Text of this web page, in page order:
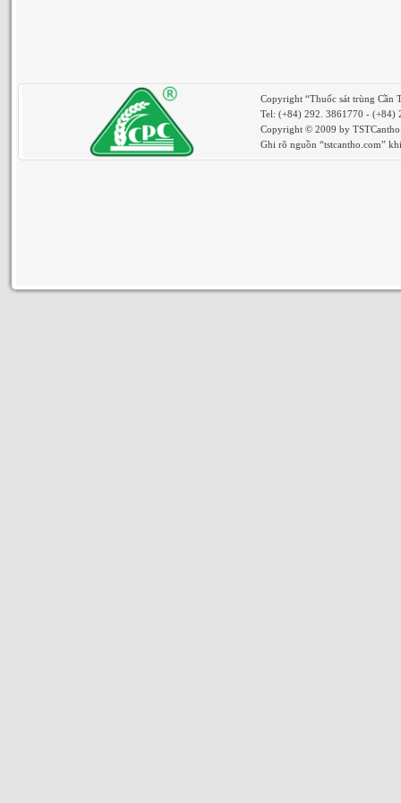
Copyright “Thuốc sát trùng Cần
Tel: (+84) 292. 3861770 - (+84)
Copyright © 2009 by
Ghi rõ nguồn “tstcantho.com”